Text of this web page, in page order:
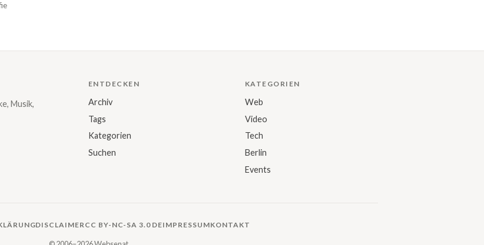
Musik,
ENTDECKEN
Archiv
Tags
Kategorien
Suchen
KATEGORIEN
Web
Video
Tech
Berlin
Events
DISCLAIMERCC BY-NC-SA 3.0 DEIMPRESSUMKONTAKT